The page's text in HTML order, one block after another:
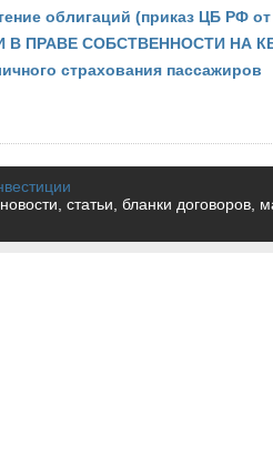
облигаций (приказ ЦБ РФ
ПРАВЕ СОБСТВЕННОСТИ НА
страхования пассажиров
статьи, бланки договоров,